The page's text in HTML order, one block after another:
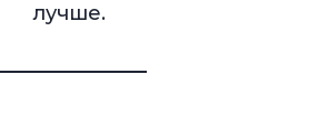
лучше.